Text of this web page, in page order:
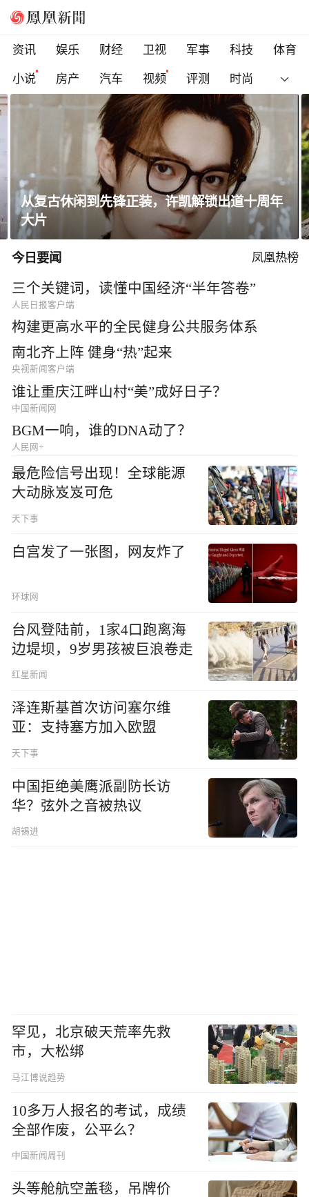
资讯 娱乐 财经 卫视 军事 科技
体育
小说
房产 汽车 视频 评测 时尚
瑞士军工品质「暴走飞织鞋」！透气防滑不闷
脚 ，征服全地形
今日要闻 凤凰热榜
三个关键词，读懂中国经济“半年答卷”
人民日报客户端
构建更高水平的全民健身公共服务体系
南北齐上阵 健身“热”起来
央视新闻客户端
谁让重庆江畔山村“美”成好日子？
中国新闻网
BGM一响，谁的DNA动了？
人民网+
最危险信号出现！全球能源
大动脉岌岌可危
天下事
白宫发了一张图，网友炸了
环球网
台风登陆前，1家4口跑离海
边堤坝，9岁男孩被巨浪卷走
红星新闻
泽连斯基首次访问塞尔维
亚：支持塞方加入欧盟
天下事
中国拒绝美鹰派副防长访
华？弦外之音被热议
胡锡进
罕见，北京破天荒率先救
市，大松绑
马江博说趋势
10多万人报名的考试，成绩
全部作废，公平么？
中国新闻周刊
头等舱航空盖毯，吊牌价